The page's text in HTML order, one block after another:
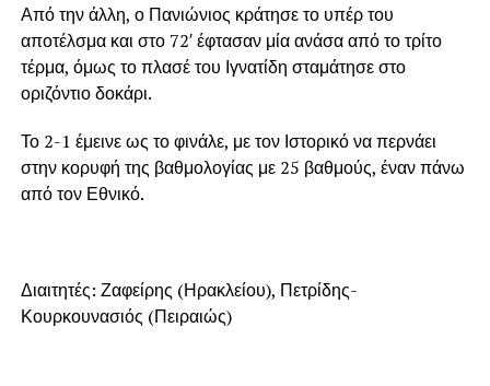
Από την άλλη, ο Πανιώνιος κράτησε το υπέρ του
αποτέλσμα και στο 72′ έφτασαν μία ανάσα από το τρίτο
τέρμα, όμως το πλασέ του Ιγνατίδη σταμάτησε στο
οριζόντιο δοκάρι.
Το 2-1 έμεινε ως το φινάλε, με τον Ιστορικό να περνάει
στην κορυφή της βαθμολογίας με 25 βαθμούς, έναν πάνω
από τον Εθνικό.
Διαιτητές: Ζαφείρης (Ηρακλείου), Πετρίδης-
Κουρκουνασιός (Πειραιώς)